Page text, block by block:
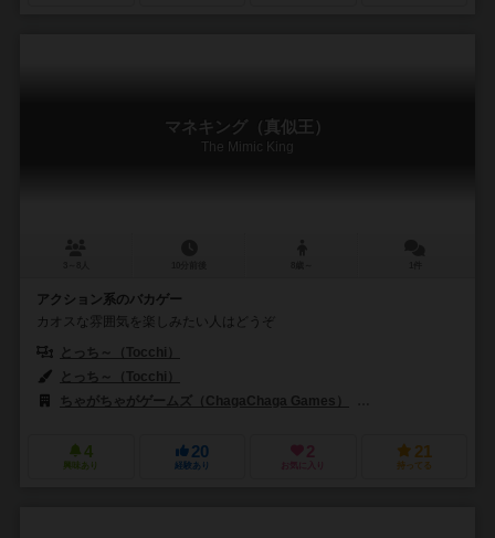
マネキング（真似王）
The Mimic King
アクション系のバカゲー
カオスな雰囲気を楽しみたい人はどうぞ
とっち～（Tocchi）
とっち～（Tocchi）
ちゃがちゃがゲームズ（ChagaChaga Games）
4
興味あり
20
経験あり
2
お気に入り
21
持ってる